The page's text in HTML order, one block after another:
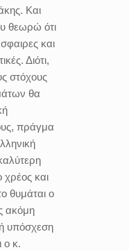
Και
θεωρώ ότι
και
Διότι,
στόχους
θα
πράγμα
χρέος και
θυμάται ο
ακόμη
υπόσχεση
ο κ.